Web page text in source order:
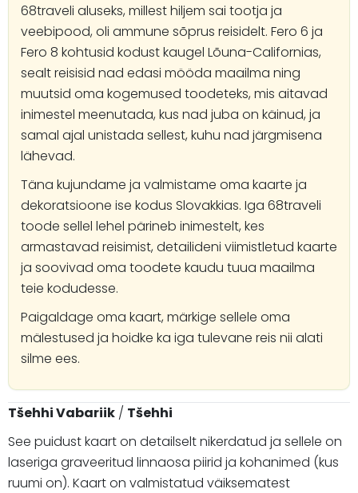
68traveli aluseks, millest hiljem sai tootja ja
veebipood, oli ammune sõprus reisidelt. Fero 6 ja
Fero 8 kohtusid kodust kaugel Lõuna-Californias,
sealt reisisid nad edasi mööda maailma ning
muutsid oma kogemused toodeteks, mis aitavad
inimestel meenutada, kus nad juba on käinud, ja
samal ajal unistada sellest, kuhu nad järgmisena
lähevad.
Täna kujundame ja valmistame oma kaarte ja
dekoratsioone ise kodus Slovakkias. Iga 68traveli
toode sellel lehel pärineb inimestelt, kes
armastavad reisimist, detailideni viimistletud kaarte
ja soovivad oma toodete kaudu tuua maailma
teie kodudesse.
Paigaldage oma kaart, märkige sellele oma
mälestused ja hoidke ka iga tulevane reis nii alati
silme ees.
Tšehhi Vabariik / Tšehhi
See puidust kaart on detailselt nikerdatud ja sellele on
laseriga graveeritud linnaosa piirid ja kohanimed (kus
ruumi on). Kaart on valmistatud väiksematest